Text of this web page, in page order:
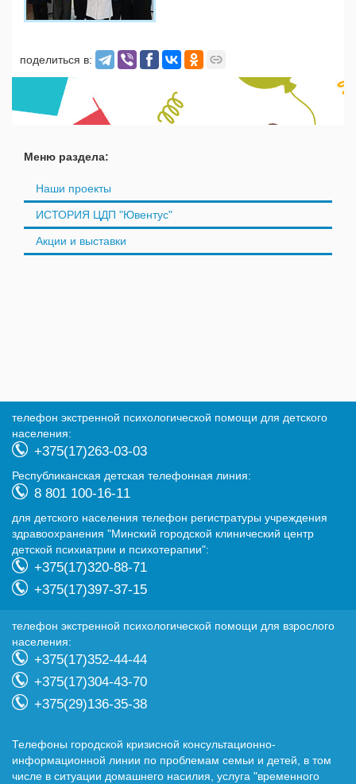
поделиться в:
Меню раздела:
Наши проекты
ИСТОРИЯ ЦДП "Ювентус"
Акции и выставки
телефон экстренной психологической помощи для детского
населения:
+375(17)263-03-03
Республиканская детская телефонная линия:
8 801 100-16-11
для детского населения телефон регистратуры учреждения
здравоохранения "Минский городской клинический центр
детской психиатрии и психотерапии":
+375(17)320-88-71
+375(17)397-37-15
телефон экстренной психологической помощи для взрослого
населения:
+375(17)352-44-44
+375(17)304-43-70
+375(29)136-35-38
Телефоны городской кризисной консультационно-
информационной линии по проблемам семьи и детей, в том
числе в ситуации домашнего насилия, услуга "временного